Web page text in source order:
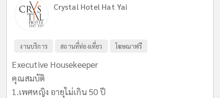
Crystal Hotel Hat Yai
งานบริการ สถานที่ท่องเที่ยว โฆษณาฟรี
Executive Housekeeper
คุณสมบัติ
1.เพศหญิง อายุไม่เกิน 50 ปี